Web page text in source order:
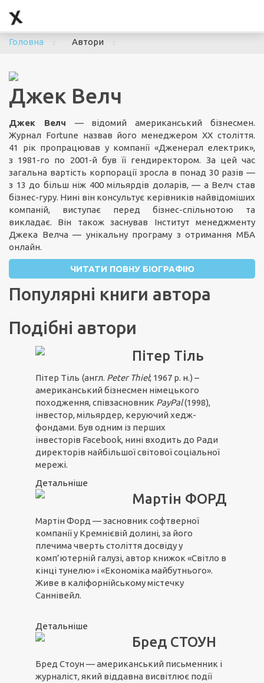
Головна
Автори
Джек Велч
Джек Велч — відомий американський бізнесмен.
Журнал Fortune назвав його менеджером ХХ століття.
41 рік пропрацював у компанії «Дженерал електрик»,
з 1981-го по 2001‑й був її гендиректором. За цей час
загальна вартість корпорації зросла в понад 30 разів —
з 13 до більш ніж 400 мільярдів доларів, — а Велч став
бізнес-гуру. Нині він консультує керівників найвідоміших
компаній, виступає перед бізнес-спільнотою та
викладає. Він також заснував Інститут менеджменту
Джека Велча — унікальну програму з отримання MБA
онлайн.
ЧИТАТИ ПОВНУ БІОГРАФІЮ
Популярні книги автора
Подібні автори
Пітер Тіль
Пітер Тіль (англ. Peter Thiel; 1967 р. н.) –
американський бізнесмен німецького
походження, співзасновник PayPal(1998),
інвестор, мільярдер, керуючий хедж-
фондами. Був одним із перших
інвесторів Facebook, нині входить до Ради
директорів найбільшої світової соціальної
мережі.
Детальніше
Мартін ФОРД
Мартін Форд — засновник софтверної
компанії у Кремнієвій долині, за його
плечима чверть століття досвіду у
комп’ютерній галузі, автор книжок «Світло в
кінці тунелю» і «Економіка майбутнього».
Живе в каліфорнійському містечку
Саннівейл.
Детальніше
Бред СТОУН
Бред Стоун — американський письменник і
журналіст, який віддавна висвітлює події